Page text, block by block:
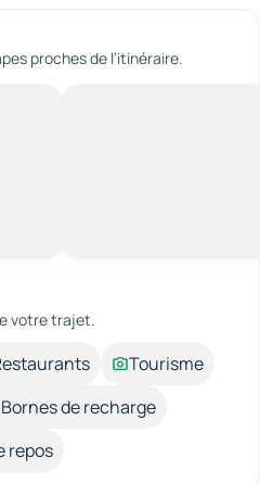
proches de l’itinéraire.
votre trajet.
Tourisme
Bornes de recharge
repos